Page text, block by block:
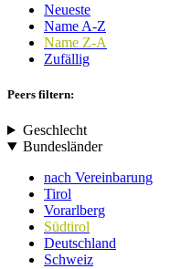
Neueste
Name A-Z
Name Z-A
Zufällig
Peers filtern:
Geschlecht
Bundesländer
nach Vereinbarung
Tirol
Vorarlberg
Südtirol
Deutschland
Schweiz